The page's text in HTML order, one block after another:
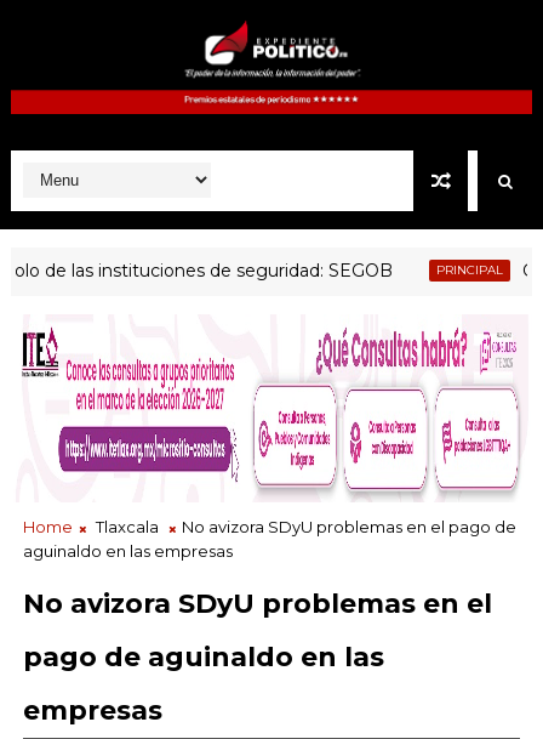
las instituciones de seguridad: SEGOB PRINCIPAL
Home Tlaxcala
No avizora SDyU problemas en el pago de
aguinaldo en las empresas
No avizora SDyU problemas en el
pago de aguinaldo en las
empresas